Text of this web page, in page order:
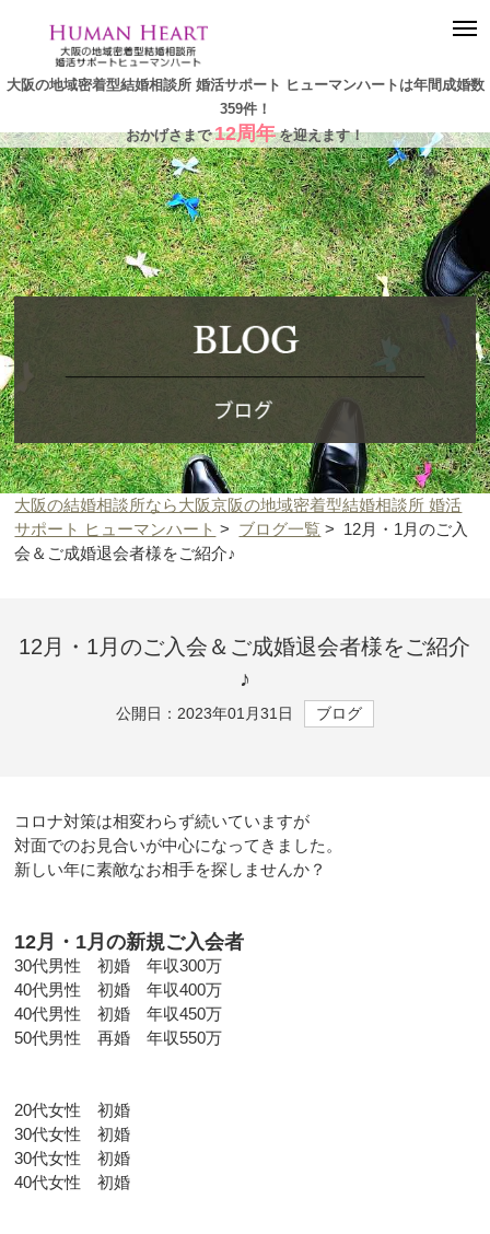
大阪の地域密着型結婚相談所 婚活サポート ヒューマンハートは年間成婚数
359件！
おかげさまで 12周年 を迎えます！
大阪の結婚相談所なら大阪京阪の地域密着型結婚相談所 婚活
サポート ヒューマンハート > ブログ一覧 > 12月・1月のご入
会＆ご成婚退会者様をご紹介♪
12月・1月のご入会＆ご成婚退会者様をご紹介
♪
公開日：2023年01月31日 ブログ
コロナ対策は相変わらず続いていますが
対面でのお見合いが中心になってきました。
新しい年に素敵なお相手を探しませんか？
12月・1月の新規ご入会者
30代男性 初婚 年収300万
40代男性 初婚 年収400万
40代男性 初婚 年収450万
50代男性 再婚 年収550万
20代女性 初婚
30代女性 初婚
30代女性 初婚
40代女性 初婚